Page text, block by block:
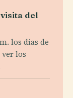
del
los días de
los